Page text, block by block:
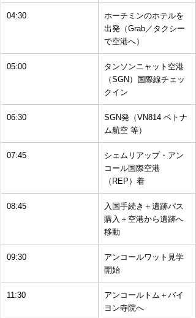
04:30
ホーチミンのホテルを
出発（Grab／タクシー
で空港へ）
05:00
タンソンニャット空港
（SGN）国際線チェッ
クイン
06:30
SGN発（VN814 ベトナ
ム航空 等）
07:45
シェムリアップ・アン
コール国際空港
（REP）着
08:45
入国手続き＋遺跡パス
購入＋空港から遺跡へ
移動
09:30
アンコールワット見学
開始
11:30
アンコールトム＋バイ
ヨン寺院へ